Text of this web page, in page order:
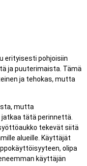
erityisesti pohjoisiin
ja puuterimaista. Tämä
ja tehokas, mutta
mutta
tätä perinnettä.
tekevät siitä
alueille. Käyttäjät
olipa
käyttäjän